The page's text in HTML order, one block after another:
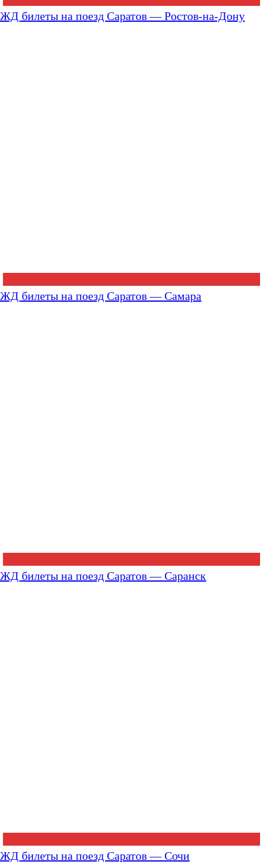
ЖД билеты на поезд Саратов — Ростов-на-Дону
ЖД билеты на поезд Саратов — Самара
ЖД билеты на поезд Саратов — Саранск
ЖД билеты на поезд Саратов — Сочи